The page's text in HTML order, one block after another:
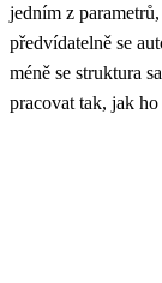
jedním z
předvídatelně se
méně se struktura
pracovat tak, jak